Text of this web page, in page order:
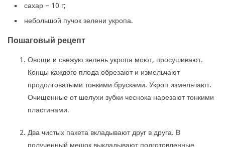
сахар – 10 г;
небольшой пучок зелени укропа.
Пошаговый рецепт
Овощи и свежую зелень укропа моют, просушивают.
Концы каждого плода обрезают и измельчают
продолговатыми тонкими брусками. Укроп измельчают.
Очищенные от шелухи зубки чеснока нарезают тонкими
пластинами.
Два чистых пакета вкладывают друг в друга. В
полученный мешок выкладывают подготовленные